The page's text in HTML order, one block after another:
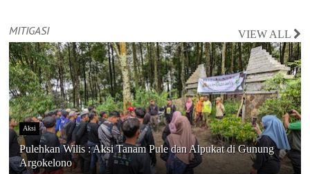
MITIGASI VIEW ALL
Aksi
Pulehkan Wilis : Aksi Tanam Pule dan Alpukat di Gunung
Argokelono